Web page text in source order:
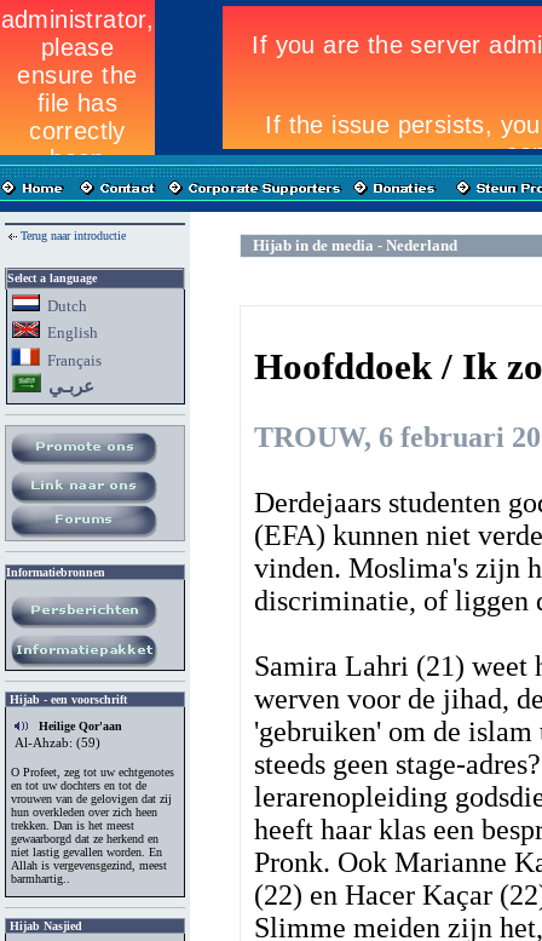
Terug naar introductie
Select a language
Dutch
English
Français
عربـي
Informatiebronnen
Hijab - een voorschrift
Heilige Qor'aan
Al-Ahzab: (59)
O Profeet, zeg tot uw echtgenotes
en tot uw dochters en tot de
vrouwen van de gelovigen dat zij
hun overkleden over zich heen
trekken. Dan is het meest
gewaarborgd dat ze herkend en
niet lastig gevallen worden. En
Allah is vergevensgezind, meest
barmhartig..
Hijab Nasjied
Hijab in de media - Nederland
Hoofddoek / Ik
TROUW, 6 februari
Derdejaars studenten
(EFA) kunnen niet
vinden. Moslima's zijn
discriminatie, of liggen
Samira Lahri (21) weet
werven voor de jihad,
'gebruiken' om de islam
steeds geen stage-
lerarenopleiding
heeft haar klas een
Pronk. Ook Marianne
(22) en Hacer Kaçar
Slimme meiden zijn